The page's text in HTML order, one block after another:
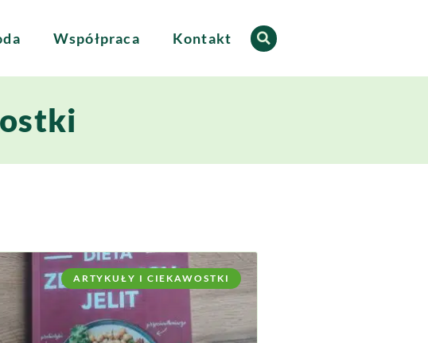
Współpraca Kontakt
ARTYKUŁY I CIEKAWOSTKI